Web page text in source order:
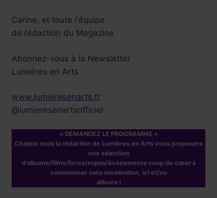
Carine, et toute l'équipe
de rédaction du Magazine
Abonnez-vous à la Newsletter
Lumières en Arts
www.lumieresenarts.fr
@lumieresenartsofficiel
« DEMANDEZ LE PROGRAMME »
Chaque mois la rédaction de Lumières en Arts vous proposera
une sélection
d'albums/films/livres/expos/événements coup de cœur à
consommer sans modération, ici et/ou
ailleurs !